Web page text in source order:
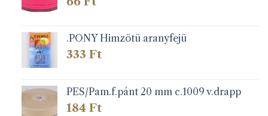
.PONY Himzötü aranyfejü
333 Ft
PES/Pam.f.pánt 20 mm c.1009 v.drapp
184 Ft